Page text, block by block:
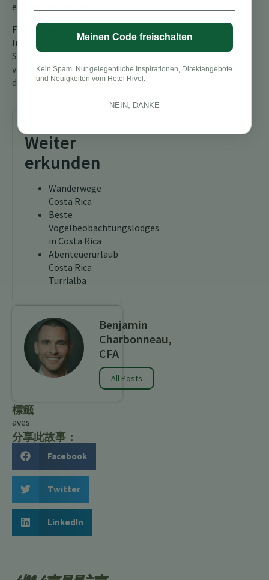
entdecken können.
Für weitere
Informationen, schauen
Sie sich unseren
vollständigen Leitfaden zu
den
Vögeln Costa Ricas an.
Weiter
erkunden
Wanderwege
Costa Rica
Beste
Vogelbeobachtungslodges
in Costa Rica
Abenteuerurlaub
Costa Rica
Turrialba
Benjamin
Charbonneau,
CFA
All Posts
標籤
aves
分享此故事：
Facebook
Twitter
LinkedIn
Meinen Code freischalten
Kein Spam. Nur gelegentliche Inspirationen, Direktangebote
und Neuigkeiten vom Hotel Rivel.
NEIN, DANKE